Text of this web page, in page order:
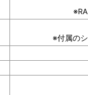
※付属の